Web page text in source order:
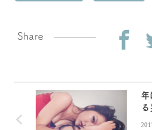
Share
年